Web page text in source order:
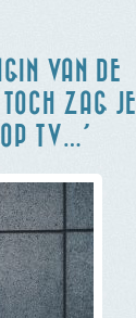
VAN DE
ZAG JE
TV…’